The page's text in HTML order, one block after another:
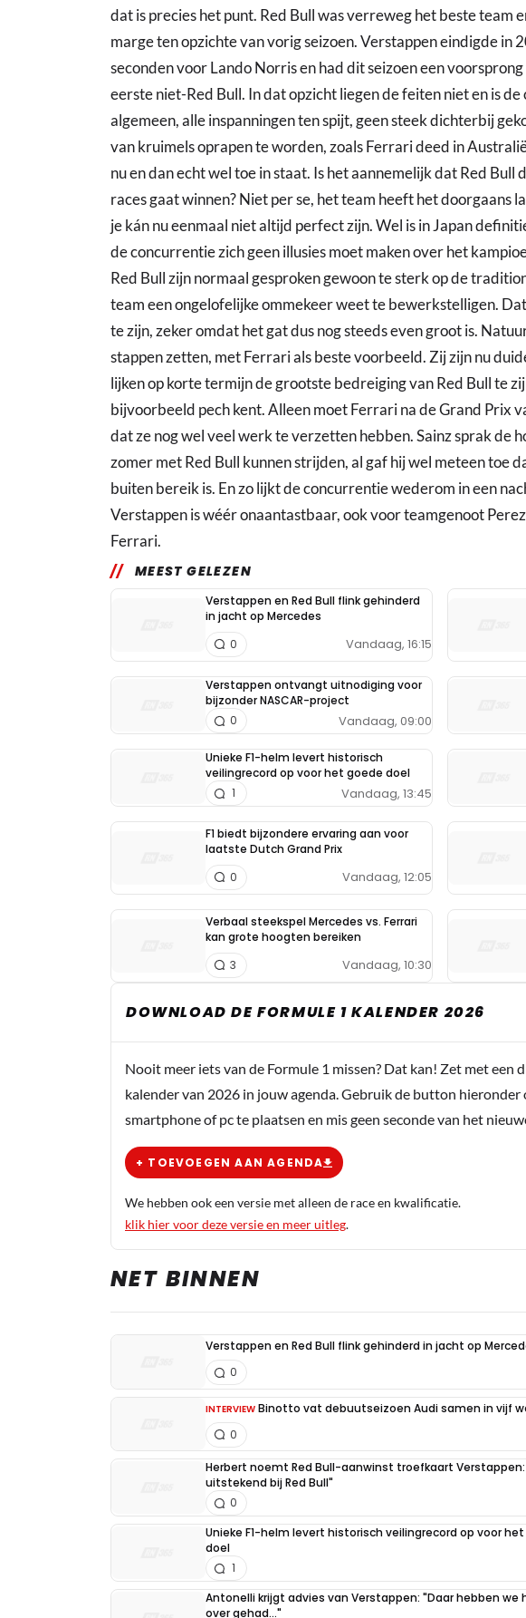
dat is precies het punt. Red Bull was verreweg het beste team
marge ten opzichte van vorig seizoen. Verstappen eindigde in
seconden voor Lando Norris en had dit seizoen een
eerste niet-Red Bull. In dat opzicht liegen de feiten niet en is
algemeen, alle inspanningen ten spijt, geen steek dichterbij
van kruimels oprapen te worden, zoals Ferrari deed in
nu en dan echt wel toe in staat. Is het aannemelijk dat Red Bull
races gaat winnen? Niet per se, het team heeft het doorgaans
je kán nu eenmaal niet altijd perfect zijn. Wel is in Japan
de concurrentie zich geen illusies moet maken over het
Red Bull zijn normaal gesproken gewoon te sterk op de
team een ongelofelijke ommekeer weet te bewerkstelligen.
te zijn, zeker omdat het gat dus nog steeds even groot is.
stappen zetten, met Ferrari als beste voorbeeld. Zij zijn nu
lijken op korte termijn de grootste bedreiging van Red Bull te
bijvoorbeeld pech kent. Alleen moet Ferrari na de Grand Prix
dat ze nog wel veel werk te verzetten hebben. Sainz sprak de
zomer met Red Bull kunnen strijden, al gaf hij wel meteen toe
buiten bereik is. En zo lijkt de concurrentie wederom in een
Verstappen is wéér onaantastbaar, ook voor teamgenoot
Ferrari.
MEEST GELEZEN
Verstappen en Red Bull flink gehinderd
in jacht op Mercedes
Vandaag, 16:15
0
Verstappen ontvangt uitnodiging voor
bijzonder NASCAR-project
Vandaag, 09:00
0
Unieke F1-helm levert historisch
veilingrecord op voor het goede doel
Vandaag, 13:45
1
F1 biedt bijzondere ervaring aan voor
laatste Dutch Grand Prix
Vandaag, 12:05
0
Verbaal steekspel Mercedes vs. Ferrari
kan grote hoogten bereiken
Vandaag, 10:30
3
DOWNLOAD DE FORMULE 1 KALENDER 2026
Nooit meer iets van de Formule 1 missen? Dat kan! Zet met een
kalender van 2026 in jouw agenda. Gebruik de button hieronder
smartphone of pc te plaatsen en mis geen seconde van het
+ TOEVOEGEN AAN AGENDA
We hebben ook een versie met alleen de race en kwalificatie.
klik hier voor deze versie en meer uitleg.
NET BINNEN
Verstappen en Red Bull flink gehinderd in jacht op
0
INTERVIEW Binotto vat debuutseizoen Audi samen in vijf
0
Herbert noemt Red Bull-aanwinst troefkaart
uitstekend bij Red Bull"
0
Unieke F1-helm levert historisch veilingrecord op voor
doel
1
Antonelli krijgt advies van Verstappen: "Daar hebben we
over gehad..."